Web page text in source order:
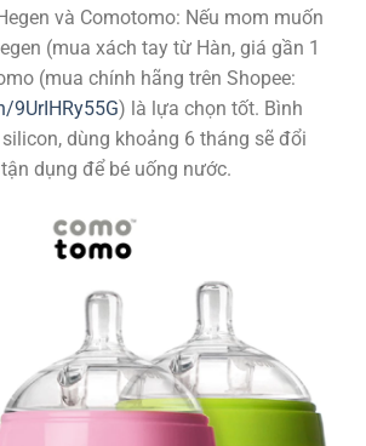
và Comotomo: Nếu mom muốn
(mua xách tay từ Hàn, giá gần 1
(mua chính hãng trên Shopee:
9UrIHRy55G) là lựa chọn tốt. Bình
dùng khoảng 6 tháng sẽ đổi
dụng để bé uống nước.